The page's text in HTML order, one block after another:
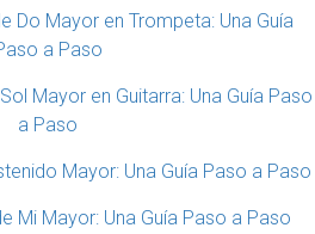
Do Mayor en Trompeta: Una Guía
a Paso
Mayor en Guitarra: Una Guía Paso
a Paso
Mayor: Una Guía Paso a Paso
Mi Mayor: Una Guía Paso a Paso